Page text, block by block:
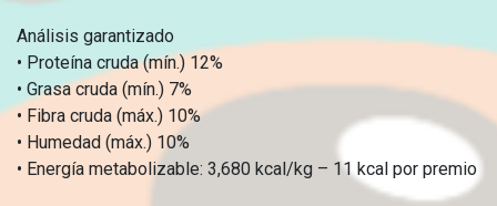
Análisis garantizado
• Proteína cruda (mín.) 12%
• Grasa cruda (mín.) 7%
• Fibra cruda (máx.) 10%
• Humedad (máx.) 10%
• Energía metabolizable: 3,680 kcal/kg – 11 kcal por premio